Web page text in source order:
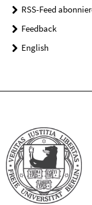
RSS-Feed
Feedback
English